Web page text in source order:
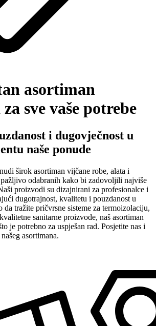
asortiman
sve vaše potrebe
i dugovječnost u
naše ponude
širok asortiman vijčane robe, alata i
odabranih kako bi zadovoljili najviše
proizvodi su dizajnirani za profesionalce i
dugotrajnost, kvalitetu i pouzdanost u
tražite pričvrsne sisteme za termoizolaciju,
sanitarne proizvode, naš asortiman
je potrebno za uspješan rad. Posjetite nas i
asortimana.